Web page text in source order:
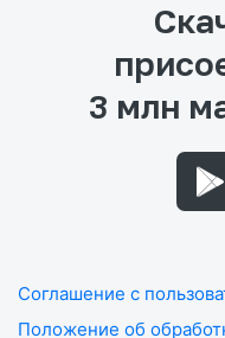
3 млн
Соглашение с
Положение об